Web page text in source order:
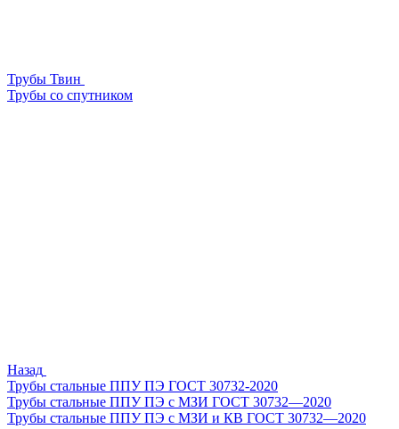
Трубы Твин
Трубы со спутником
Назад
Трубы стальные ППУ ПЭ ГОСТ 30732-2020
Трубы стальные ППУ ПЭ с МЗИ ГОСТ 30732—2020
Трубы стальные ППУ ПЭ с МЗИ и КВ ГОСТ 30732—2020